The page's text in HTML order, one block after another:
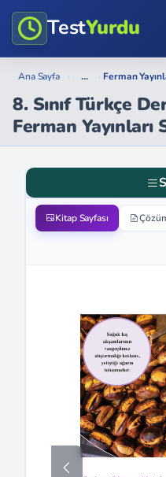
TestYurdu
Ana Sayfa › ... › Ferman
8. Sınıf Türkçe
Ferman Yayınları
Kitap Sayfası